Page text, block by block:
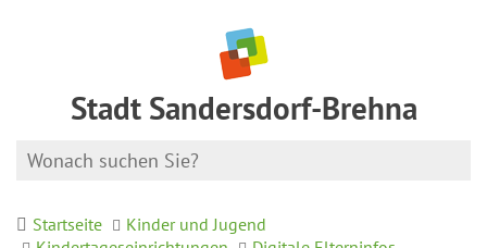
Stadt Sandersdorf-Brehna
Startseite
Kinder und Jugend